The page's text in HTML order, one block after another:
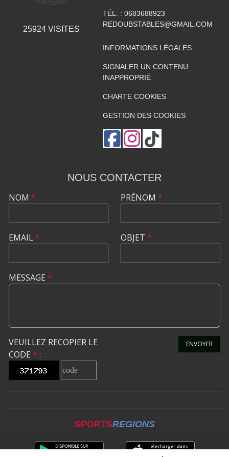
25924VISITES
TÉL. : 0683688923
REDOUBSTABLES@GMAIL.COM
INFORMATIONS LÉGALES
SIGNALER UN CONTENU
INAPPROPRIÉ
CHARTE COOKIES
GESTION DES COOKIES
NOUS CONTACTER
NOM *
EMAIL*
PRÉNOM *
OBJET *
MESSAGE *
VEUILLEZ RECOPIER LE
CODE * :
ENVOYER
SPORTSREGIONS